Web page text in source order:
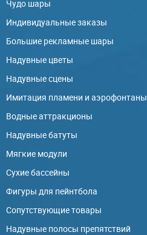
Чудо шары
Индивидуальные заказы
Большие рекламные шары
Надувные цветы
Надувные сцены
Имитация пламени и аэрофонтаны
Водные аттракционы
Надувные батуты
Мягкие модули
Сухие бассейны
Фигуры для пейнтбола
Сопутствующие товары
Надувные полосы препятствий